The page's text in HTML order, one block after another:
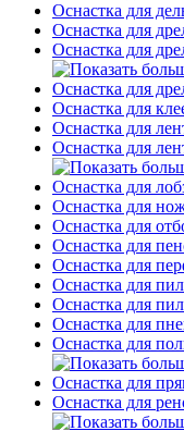
Оснастка для
Оснастка для
Оснастка для
Оснастка для
Оснастка для
Оснастка для
Оснастка для
Оснастка для
Оснастка для
Оснастка для
Оснастка для
Оснастка для
Оснастка для
Оснастка для
Оснастка для
Оснастка для
Оснастка для
Оснастка для